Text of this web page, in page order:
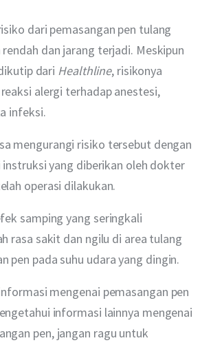
dari pemasangan pen tulang
dan jarang terjadi. Meskipun
dari Healthline, risikonya
alergi terhadap anestesi,
infeksi.
mengurangi risiko tersebut dengan
yang diberikan oleh dokter
operasi dilakukan.
samping yang seringkali
rasa sakit dan ngilu di area tulang
pen pada suhu udara yang dingin.
mengenai pemasangan pen
informasi lainnya mengenai
pen, jangan ragu untuk